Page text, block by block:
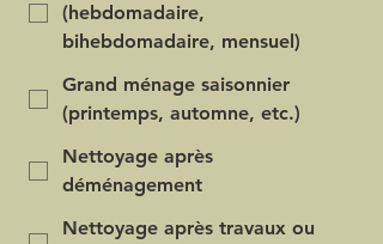
(hebdomadaire,
bihebdomadaire, mensuel)
Grand ménage saisonnier
(printemps, automne, etc.)
Nettoyage après
déménagement
Nettoyage après travaux ou